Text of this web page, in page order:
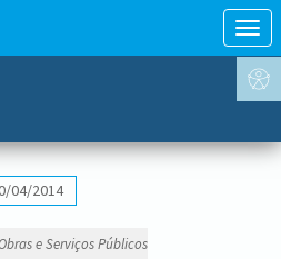
04/2014
e Serviços Públicos